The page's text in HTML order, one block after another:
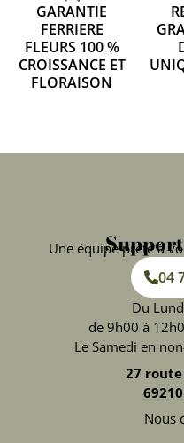
GARANTIE
FERRIERE
FLEURS 100 %
CROISSANCE ET
FLORAISON
Une équipe prête à
04
Du
de 9h00 à
Le Samedi en
27 route
Nous